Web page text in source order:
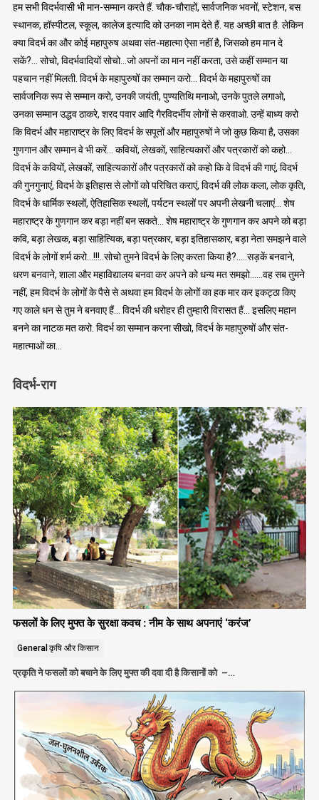
हम सभी विदर्भवासी भी मान-सम्मान करते हैं. चौक-चौराहों, सार्वजनिक भवनों, स्टेशन, बस
स्थानक, हॉस्पीटल, स्कूल, कालेज इत्यादि को उनका नाम देते हैं. यह अच्छी बात है. लेकिन
क्या विदर्भ का और कोई महापुरुष अथवा संत-महात्मा ऐसा नहीं है, जिसको हम मान दे
सकें?… सोचो, विदर्भवादियों सोचो…जो अपनों का मान नहीं करता, उसे कहीं सम्मान या
पहचान नहीं मिलती. विदर्भ के महापुरुषों का सम्मान करो… विदर्भ के महापुरुषों का
सार्वजनिक रूप से सम्मान करो, उनकी जयंती, पुण्यतिथि मनाओ, उनके पुतले लगाओ,
उनका सम्मान उद्धव ठाकरे, शरद पवार आदि गैरविदर्भीय लोगों से करवाओ. उन्हें बाध्य करो
कि विदर्भ और महाराष्ट्र के लिए विदर्भ के सपूतों और महापुरुषों ने जो कुछ किया है, उसका
गुणगान और सम्मान वे भी करें… कवियों, लेखकों, साहित्यकारों और पत्रकारों को कहो…
विदर्भ के कवियों, लेखकों, साहित्यकारों और पत्रकारों को कहो कि वे विदर्भ की गाएं, विदर्भ
की गुनगुनाएं, विदर्भ के इतिहास से लोगों को परिचित कराएं, विदर्भ की लोक कला, लोक कृति,
विदर्भ के धार्मिक स्थलों, ऐतिहासिक स्थलों, पर्यटन स्थलों पर अपनी लेखनी चलाएं… शेष
महाराष्ट्र के गुणगान कर बड़ा नहीं बन सकते… शेष महाराष्ट्र के गुणगान कर अपने को बड़ा
कवि, बड़ा लेखक, बड़ा साहित्यिक, बड़ा पत्रकार, बड़ा इतिहासकार, बड़ा नेता समझने वाले
विदर्भ के लोगों शर्म करो…!!!..सोचो तुमने विदर्भ के लिए करता किया है?…..सड़कें बनवाने,
धरण बनवाने, शाला और महाविद्यालय बनवा कर अपने को धन्य मत समझो……वह सब तुमने
नहीं, हम विदर्भ के लोगों के पैसे से अथवा हम विदर्भ के लोगों का हक मार कर इकट्ठा किए
गए काले धन से तुम ने बनवाए हैं… विदर्भ की धरोहर ही तुम्हारी विरासत हैं… इसलिए महान
बनने का नाटक मत करो. विदर्भ का सम्मान करना सीखो, विदर्भ के महापुरुषों और संत-
महात्माओं का…
विदर्भ-राग
फसलों के लिए मुफ्त के सुरक्षा कवच : नीम के साथ अपनाएं ‘करंज’
General कृषि और किसान
प्रकृति ने फसलों को बचाने के लिए मुफ्त की दवा दी है किसानों को –…